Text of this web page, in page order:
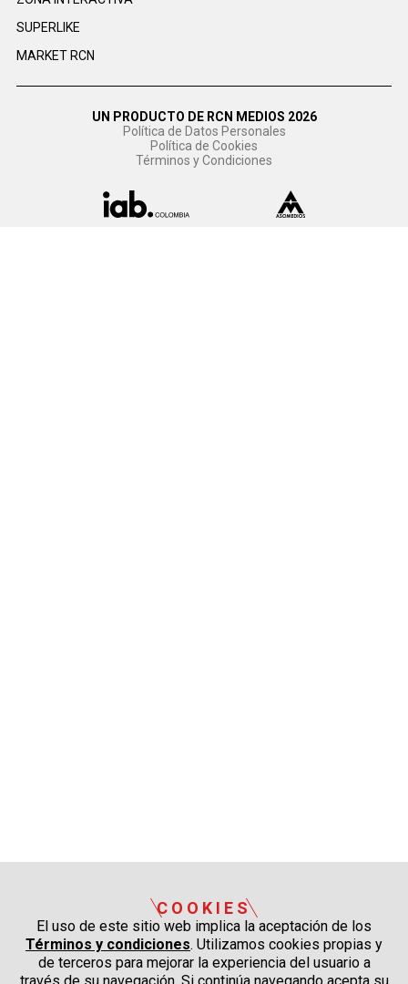
SUPERLIKE
MARKET RCN
UN PRODUCTO DE RCN MEDIOS 2026
Política de Datos Personales
Política de Cookies
Términos y Condiciones
COOKIES
El uso de este sitio web implica la aceptación de los
Términos y condiciones. Utilizamos cookies propias y
de terceros para mejorar la experiencia del usuario a